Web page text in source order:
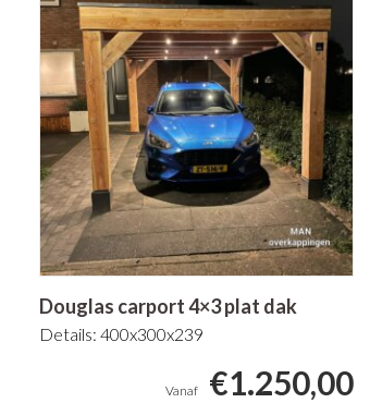
Douglas carport 4×3 plat dak
Details: 400x300x239
€1.250,00